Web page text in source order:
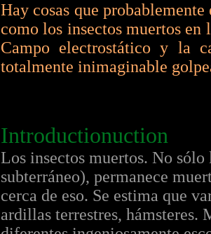
Hay cosas que
como los insectos muertos en
Campo electrostático y la
totalmente inimaginable
Introductionuction
Los insectos muertos. No
subterráneo), permanece
cerca de eso. Se estima que
ardillas terrestres, hámsteres.